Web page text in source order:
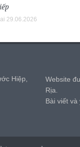
29.06.2026
Hiệp,
Website
Rịa.
Bài viết và